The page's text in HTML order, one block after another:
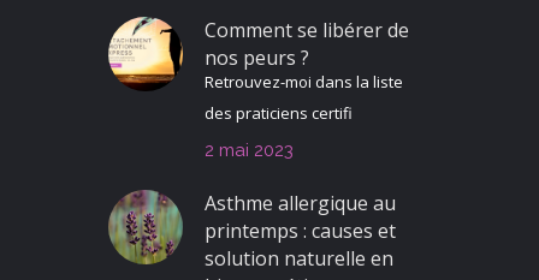
Comment se libérer de
nos peurs ?
Retrouvez-moi dans la liste
des praticiens certifi
2 mai 2023
Asthme allergique au
printemps : causes et
solution naturelle en